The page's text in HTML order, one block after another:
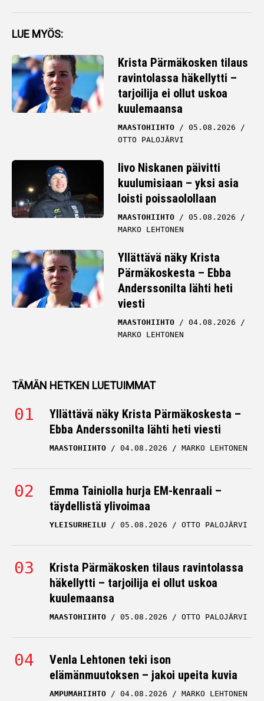
LUE MYÖS:
Krista Pärmäkosken tilaus
ravintolassa häkellytti –
tarjoilija ei ollut uskoa
kuulemaansa
MAASTOHIIHTO
05.08.2026
OTTO PALOJÄRVI
Iivo Niskanen päivitti
kuulumisiaan – yksi asia
loisti poissaolollaan
MAASTOHIIHTO
05.08.2026
MARKO LEHTONEN
Yllättävä näky Krista
Pärmäkoskesta – Ebba
Anderssonilta lähti heti
viesti
MAASTOHIIHTO
04.08.2026
MARKO LEHTONEN
TÄMÄN HETKEN LUETUIMMAT
Yllättävä näky Krista Pärmäkoskesta –
Ebba Anderssonilta lähti heti viesti
MAASTOHIIHTO 04.08.2026 MARKO LEHTONEN
Emma Tainiolla hurja EM-kenraali –
täydellistä ylivoimaa
YLEISURHEILU 05.08.2026 OTTO PALOJÄRVI
Krista Pärmäkosken tilaus ravintolassa
häkellytti – tarjoilija ei ollut uskoa
kuulemaansa
MAASTOHIIHTO 05.08.2026 OTTO PALOJÄRVI
Venla Lehtonen teki ison
elämänmuutoksen – jakoi upeita kuvia
AMPUMAHIIHTO 04.08.2026 MARKO LEHTONEN